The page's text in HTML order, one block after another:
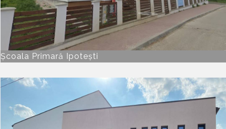
Școala Primară Ipotești